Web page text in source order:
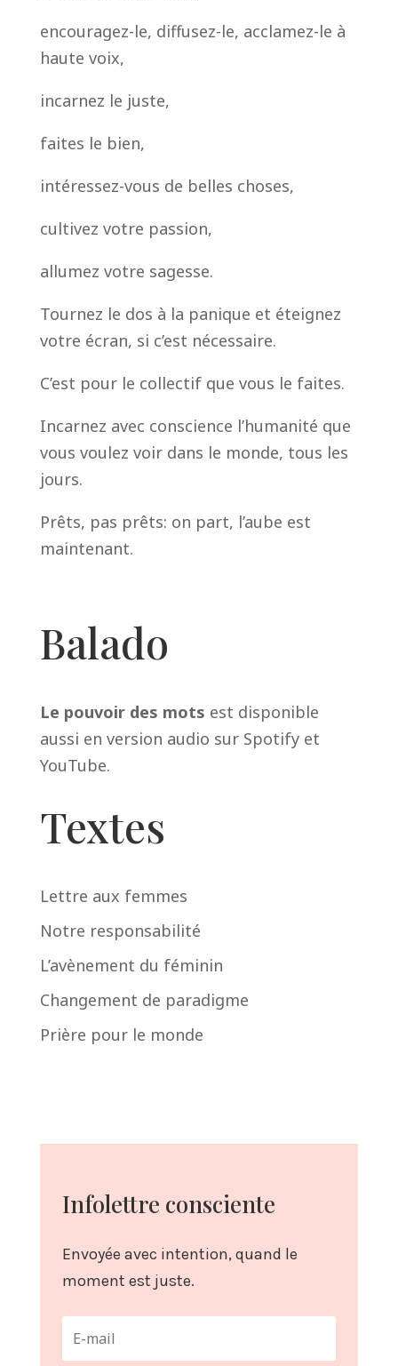
encouragez-le, diffusez-le, acclamez-le à
haute voix,
incarnez le juste,
faites le bien,
intéressez-vous de belles choses,
cultivez votre passion,
allumez votre sagesse.
Tournez le dos à la panique et éteignez
votre écran, si c’est nécessaire.
C’est pour le collectif que vous le faites.
Incarnez avec conscience l’humanité que
vous voulez voir dans le monde, tous les
jours.
Prêts, pas prêts: on part, l’aube est
maintenant.
Balado
Le pouvoir des mots est disponible
aussi en version audio sur Spotifyet
YouTube.
Textes
Lettre aux femmes
Notre responsabilité
L’avènement du féminin
Changement de paradigme
Prière pour le monde
Infolettre consciente
Envoyée avec intention, quand le
moment est juste.